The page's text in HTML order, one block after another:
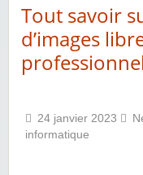
Tout savoir
d’images
professionnel
24 janvier 2023
informatique